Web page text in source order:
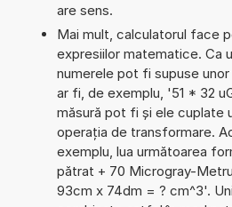
are sens.
Mai mult, calculatorul face
expresiilor matematice. Ca
numerele pot fi supuse
ar fi, de exemplu, '51 * 32
măsură pot fi și ele cuplate
operația de transformare.
exemplu, lua următoarea
pătrat + 70 Microgray-
93cm x 74dm = ? cm^3'.